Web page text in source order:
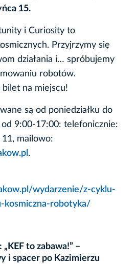
15.
i Curiosity to
Przyjrzymy się
działania i… spróbujemy
robotów.
na miejscu!
są od poniedziałku do
9:00-17:00: telefonicznie:
mailowo:
.
wydarzenie/z-cyklu-
kosmiczna-robotyka/
to zabawa!” –
i spacer po Kazimierzu